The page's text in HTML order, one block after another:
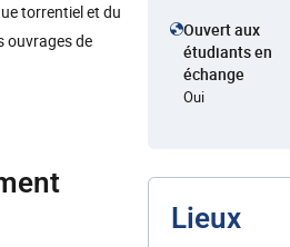
torrentiel et du
ouvrages de
Ouvert aux
étudiants en
échange
Oui
Lieux